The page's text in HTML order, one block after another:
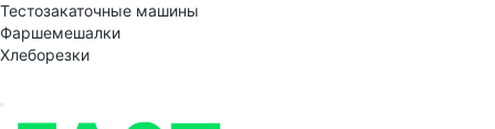
Тестозакаточные машины
Фаршемешалки
Хлеборезки